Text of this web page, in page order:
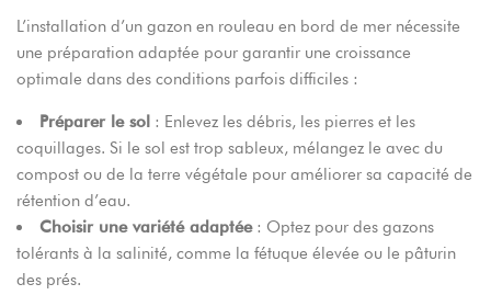
L’installation d’un gazon en rouleau en bord de mer nécessite
une préparation adaptée pour garantir une croissance
optimale dans des conditions parfois difficiles :
Préparer le sol : Enlevez les débris, les pierres et les
coquillages. Si le sol est trop sableux, mélangez le avec du
compost ou de la terre végétale pour améliorer sa capacité de
rétention d’eau.
Choisir une variété adaptée: Optez pour des gazons
tolérants à la salinité, comme la fétuque élevée ou le pâturin
des prés.